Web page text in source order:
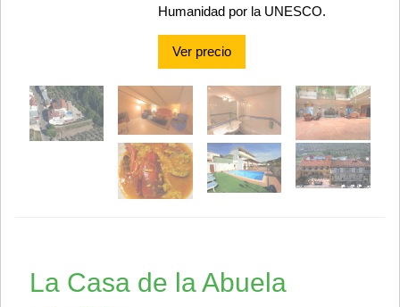
Humanidad por la UNESCO.
Ver precio
La Casa de la Abuela